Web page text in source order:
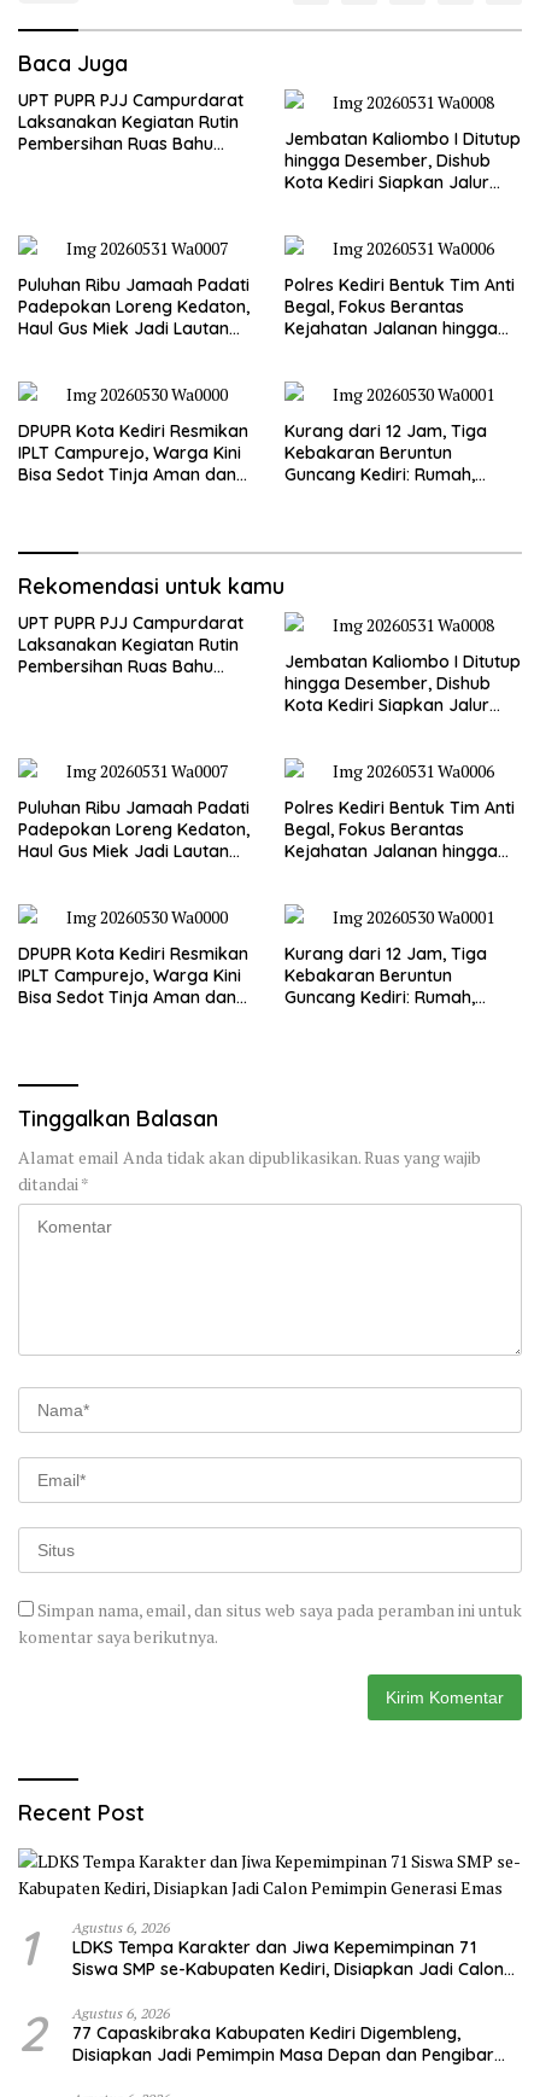
Baca Juga
UPT PUPR PJJ Campurdarat
Laksanakan Kegiatan Rutin
Pembersihan Ruas Bahu
Jembatan Kaliombo I Ditutup
hingga Desember, Dishub
Kota Kediri Siapkan Jalur
Puluhan Ribu Jamaah Padati
Padepokan Loreng Kedaton,
Haul Gus Miek Jadi Lautan
Polres Kediri Bentuk Tim Anti
Begal, Fokus Berantas
Kejahatan Jalanan hingga
DPUPR Kota Kediri Resmikan
IPLT Campurejo, Warga Kini
Bisa Sedot Tinja Aman dan
Kurang dari 12 Jam, Tiga
Kebakaran Beruntun
Guncang Kediri: Rumah,
Rekomendasi untuk kamu
UPT PUPR PJJ Campurdarat
Laksanakan Kegiatan Rutin
Pembersihan Ruas Bahu
Jembatan Kaliombo I Ditutup
hingga Desember, Dishub
Kota Kediri Siapkan Jalur
Puluhan Ribu Jamaah Padati
Padepokan Loreng Kedaton,
Haul Gus Miek Jadi Lautan
Polres Kediri Bentuk Tim Anti
Begal, Fokus Berantas
Kejahatan Jalanan hingga
DPUPR Kota Kediri Resmikan
IPLT Campurejo, Warga Kini
Bisa Sedot Tinja Aman dan
Kurang dari 12 Jam, Tiga
Kebakaran Beruntun
Guncang Kediri: Rumah,
Tinggalkan Balasan
Alamat email Anda tidak akan dipublikasikan.Ruas yang wajib
ditandai*
Simpan nama, email, dan situs web saya pada peramban ini untuk
komentar saya berikutnya.
Recent Post
1 Agustus 6, 2026
LDKS Tempa Karakter dan Jiwa Kepemimpinan 71
Siswa SMP se-Kabupaten Kediri, Disiapkan Jadi Calon
2 Agustus 6, 2026
77 Capaskibraka Kabupaten Kediri Digembleng,
Disiapkan Jadi Pemimpin Masa Depan dan Pengibar